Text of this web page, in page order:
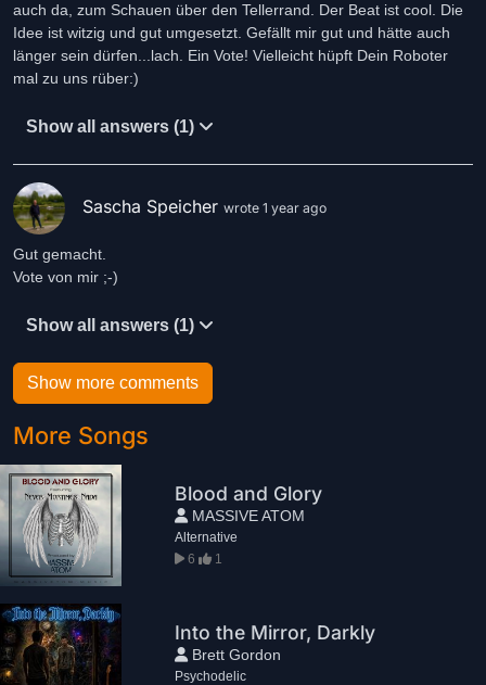
auch da, zum Schauen über den Tellerrand. Der Beat ist cool. Die
Idee ist witzig und gut umgesetzt. Gefällt mir gut und hätte auch
länger sein dürfen...lach. Ein Vote! Vielleicht hüpft Dein Roboter
mal zu uns rüber:)
Show all answers (1)
Sascha Speicher wrote 1 year ago
Gut gemacht.
Vote von mir ;-)
Show all answers (1)
Show more comments
More Songs
Blood and Glory
MASSIVE ATOM
Alternative
6
1
Into the Mirror, Darkly
Brett Gordon
Psychodelic